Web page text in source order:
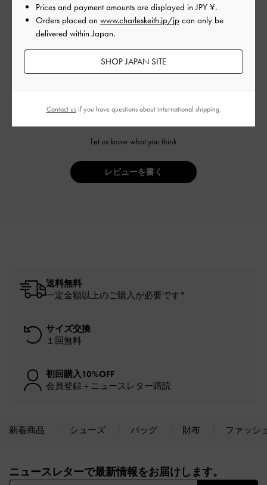
ご感想をお聞かせください
Let us know what you think
レビューを書く
送料無料
一定金額以上のご購入が必要です*
サイズ交換
１回無料
初回購入10%OFF
会員登録＋ニュースレター購読
新着商品 シューズ バッグ 財布 ファッシ
ニュースレターで最新情報をお届けします。​
Prices and payment amounts are displayed inJPY ¥.
Orders placed on www.charleskeith.jp/jp can only be
delivered within Japan.
SHOP JAPAN SITE
Contact usif you have questions about international shipping.